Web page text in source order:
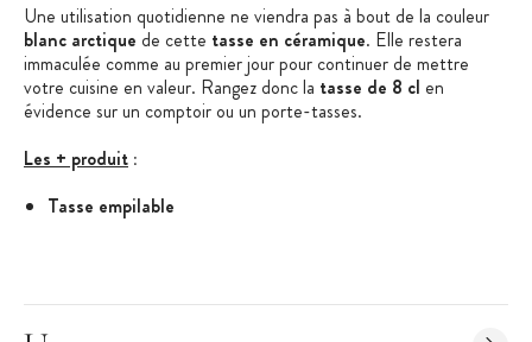
Une utilisation quotidienne ne viendra pas à bout de la couleur
blanc arctique de cette tasse en céramique. Elle restera
immaculée comme au premier jour pour continuer de mettre
votre cuisine en valeur. Rangez donc la tasse de 8 cl en
évidence sur un comptoir ou un porte-tasses.
Les + produit :
Tasse empilable